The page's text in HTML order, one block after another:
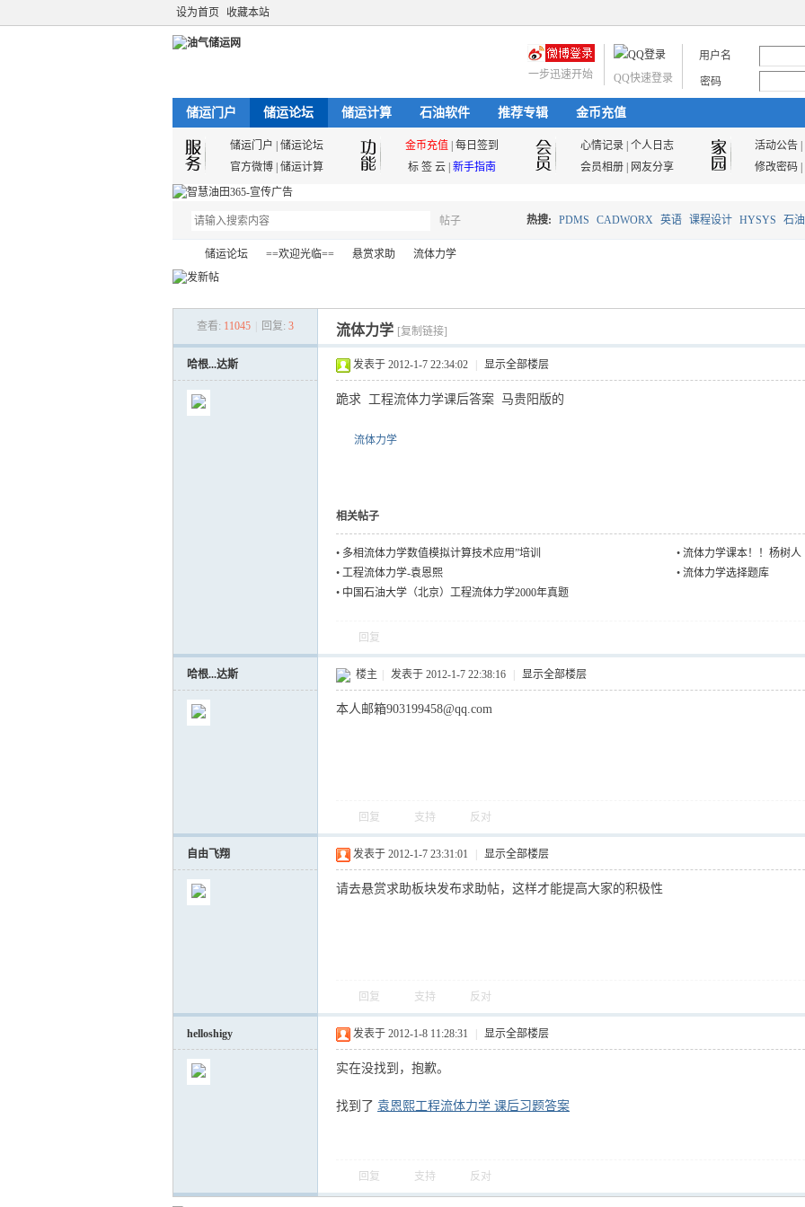
设为首页 收藏本站
用户名
密码
QQ快速登录
一步迅速开始
储运门户 储运论坛 储运计算 石油软件 推荐专辑 金币充值
储运门户 储运论坛 金币充值 每日签到 心情记录 个人日志 活动公告|
官方微博 储运计算 标 签 云 新手指南 会员相册 网友分享 修改密码|
帖子 热搜: PDMS CADWORX 英语 课程设计 HYSYS 石
储
运
网
储运论坛
›
==欢迎光临==
›
悬赏求助 流体力学
查看: 11045 回复: 3 流体力学 [复制链接]
哈根...达斯 发表于 2012-1-7 22:34:02 显示全部楼层
跪求 工程流体力学课后答案 马贵阳版的
流体力学
相关帖子
• 多相流体力学数值模拟计算技术应用”培训 • 流体力学课本！！杨树人
• 工程流体力学-袁恩熙 • 流体力学选择题库
• 中国石油大学（北京）工程流体力学2000年真题
回复
哈根...达斯 楼主 发表于 2012-1-7 22:38:16 显示全部楼层
本人邮箱903199458@qq.com
回复 支持 反对
自由飞翔 发表于 2012-1-7 23:31:01 显示全部楼层
请去悬赏求助板块发布求助帖，这样才能提高大家的积极性
回复 支持 反对
helloshigy 发表于 2012-1-8 11:28:31 显示全部楼层
实在没找到，抱歉。
找到了 袁恩熙工程流体力学 课后习题答案
回复 支持 反对